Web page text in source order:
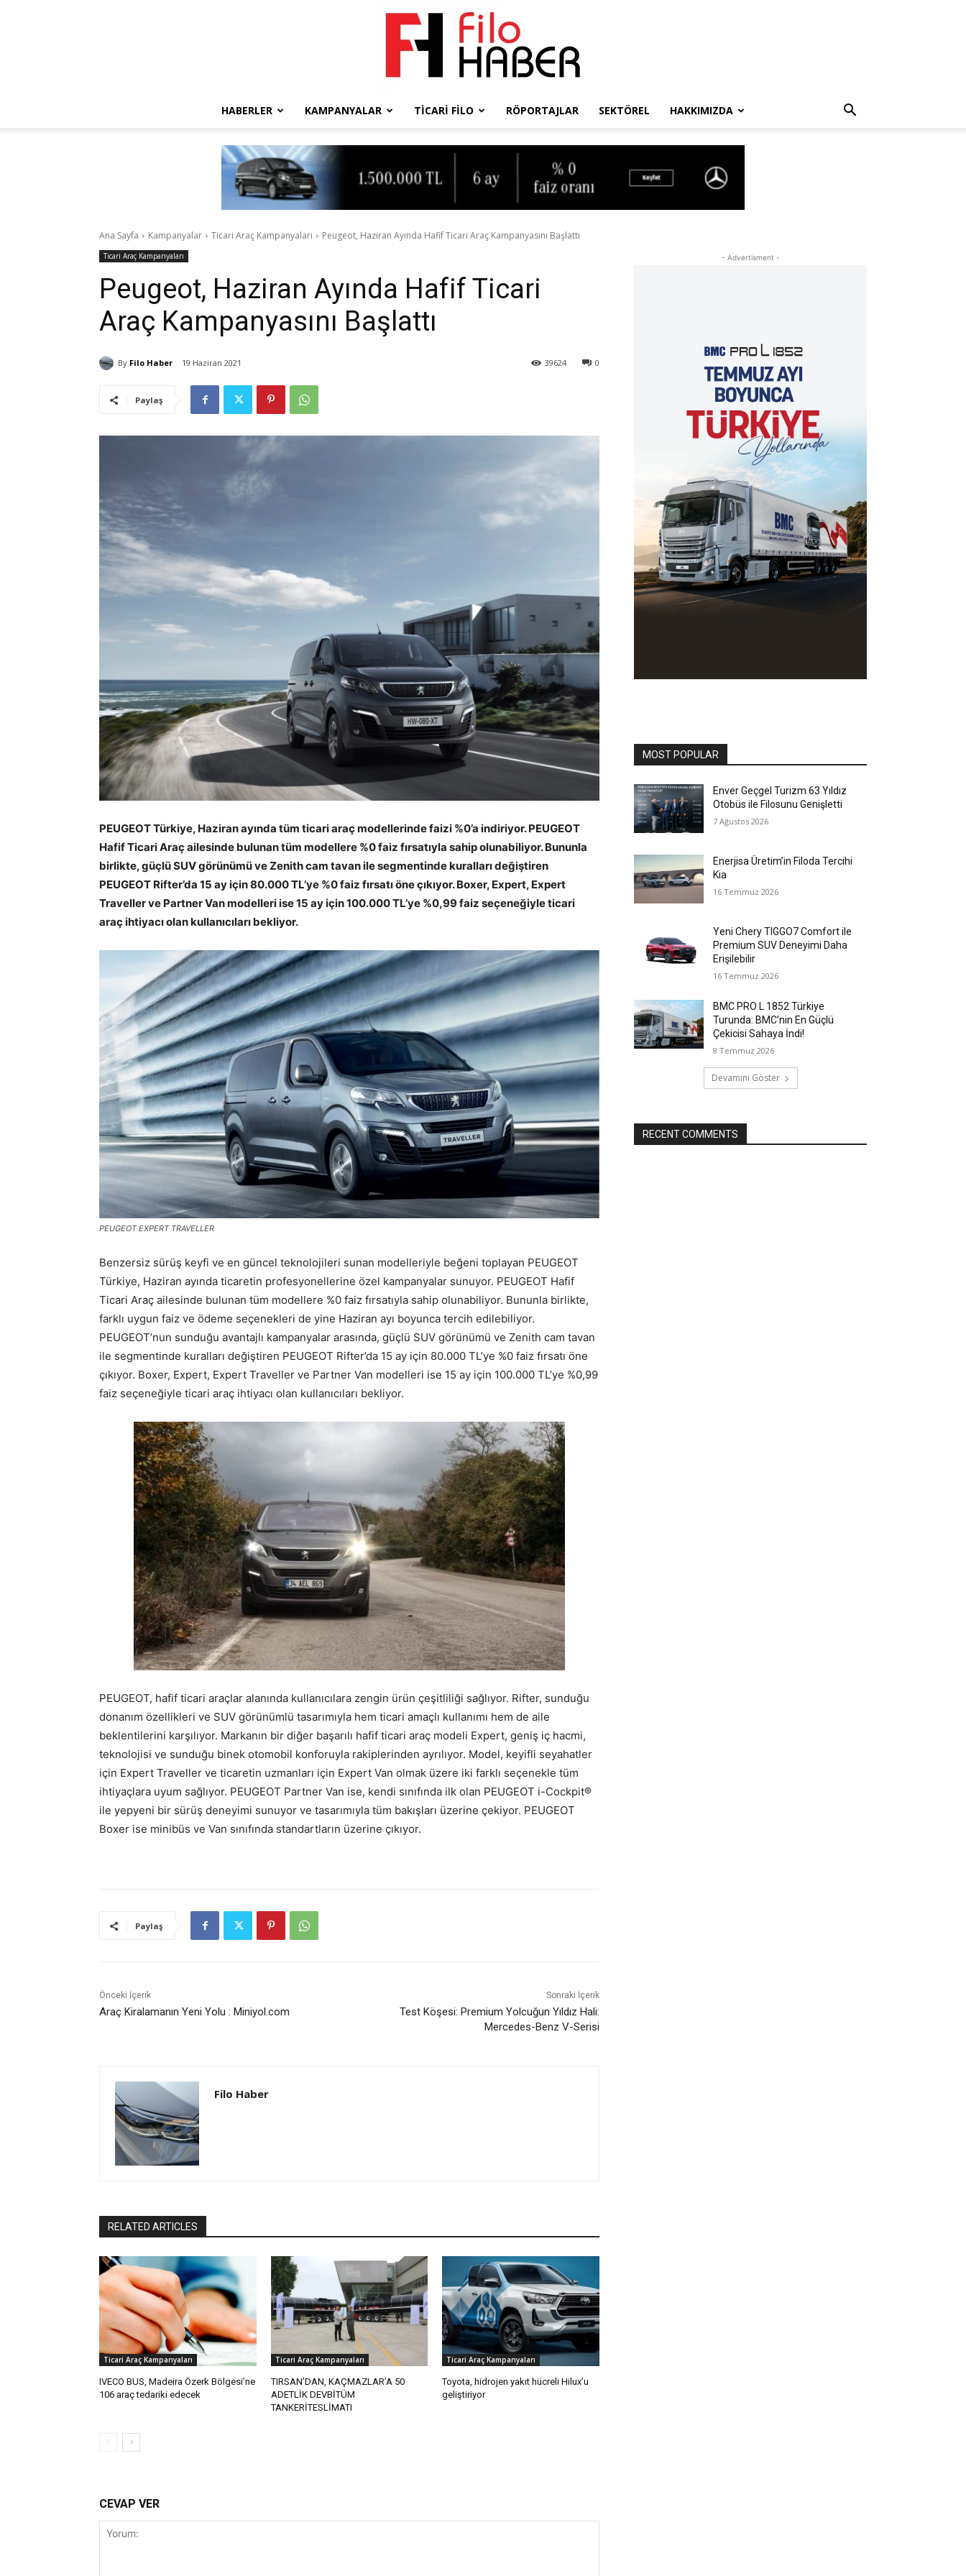
Haber
HABERLER KAMPANYALAR TICARI FILO RÖPORTAJLAR SEKTÖREL HAKKIMIZDA
Ana Sayfa Kampanyalar Ticari Araç Kampanyaları Peugeot, Haziran Ayında Hafif Ticari Araç Kampanyasını Başlattı
Ticari Araç Kampanyaları
Peugeot, Haziran Ayında Hafif Ticari
Araç Kampanyasını Başlattı
By Filo Haber 19 Haziran 2021 0
39624
Paylaş
PEUGEOT Türkiye, Haziran ayında tüm ticari araç modellerinde faizi %0’a indiriyor. PEUGEOT
Hafif Ticari Araç ailesinde bulunan tüm modellere %0 faiz fırsatıyla sahip olunabiliyor. Bununla
birlikte, güçlü SUV görünümü ve Zenith cam tavan ile segmentinde kuralları değiştiren
PEUGEOT Rifter’da 15 ay için 80.000 TL’ye %0 faiz fırsatı öne çıkıyor. Boxer, Expert, Expert
Traveller ve Partner Van modelleri ise 15 ay için 100.000 TL’ye %0,99 faiz seçeneğiyle ticari
araç ihtiyacı olan kullanıcıları bekliyor.
PEUGEOT EXPERT TRAVELLER
Benzersiz sürüş keyfi ve en güncel teknolojileri sunan modelleriyle beğeni toplayan PEUGEOT
Türkiye, Haziran ayında ticaretin profesyonellerine özel kampanyalar sunuyor. PEUGEOT Hafif
Ticari Araç ailesinde bulunan tüm modellere %0 faiz fırsatıyla sahip olunabiliyor. Bununla birlikte,
farklı uygun faiz ve ödeme seçenekleri de yine Haziran ayı boyunca tercih edilebiliyor.
PEUGEOT’nun sunduğu avantajlı kampanyalar arasında, güçlü SUV görünümü ve Zenith cam tavan
ile segmentinde kuralları değiştiren PEUGEOT Rifter’da 15 ay için 80.000 TL’ye %0 faiz fırsatı öne
çıkıyor. Boxer, Expert, Expert Traveller ve Partner Van modelleri ise 15 ay için 100.000 TL’ye %0,99
faiz seçeneğiyle ticari araç ihtiyacı olan kullanıcıları bekliyor.
PEUGEOT, hafif ticari araçlar alanında kullanıcılara zengin ürün çeşitliliği sağlıyor. Rifter, sunduğu
donanım özellikleri ve SUV görünümlü tasarımıyla hem ticari amaçlı kullanımı hem de aile
beklentilerini karşılıyor. Markanın bir diğer başarılı hafif ticari araç modeli Expert, geniş iç hacmi,
teknolojisi ve sunduğu binek otomobil konforuyla rakiplerinden ayrılıyor. Model, keyifli seyahatler
için Expert Traveller ve ticaretin uzmanları için Expert Van olmak üzere iki farklı seçenekle tüm
ihtiyaçlara uyum sağlıyor. PEUGEOT Partner Van ise, kendi sınıfında ilk olan PEUGEOT i-Cockpit®
ile yepyeni bir sürüş deneyimi sunuyor ve tasarımıyla tüm bakışları üzerine çekiyor. PEUGEOT
Boxer ise minibüs ve Van sınıfında standartların üzerine çıkıyor.
Paylaş
Önceki İçerik
Araç Kiralamanın Yeni Yolu : Miniyol.com
Sonraki İçerik
Test Köşesi: Premium Yolcuğun Yıldız Hali:
Mercedes-Benz V-Serisi
Filo Haber
RELATED ARTICLES
Ticari Araç Kampanyaları
IVECO BUS, Madeira Özerk Bölgesi’ne
106 araç tedariki edecek
Ticari Araç Kampanyaları
TIRSAN’DAN, KAÇMAZLAR’A 50
ADETLİK DEVBİTÜM
TANKERİTESLİMATI
Ticari Araç Kampanyaları
Toyota, hidrojen yakıt hücreli Hilux’u
geliştiriyor
CEVAP VER
- Advertisment -
MOST POPULAR
Enver Geçgel Turizm 63 Yıldız
Otobüs ile Filosunu Genişletti
7 Ağustos 2026
Enerjisa Üretim’in Filoda Tercihi
Kia
16 Temmuz 2026
Yeni Chery TIGGO7 Comfort ile
Premium SUV Deneyimi Daha
Erişilebilir
16 Temmuz 2026
BMC PRO L 1852 Türkiye
Turunda: BMC’nin En Güçlü
Çekicisi Sahaya İndi!
8 Temmuz 2026
Devamını Göster
RECENT COMMENTS